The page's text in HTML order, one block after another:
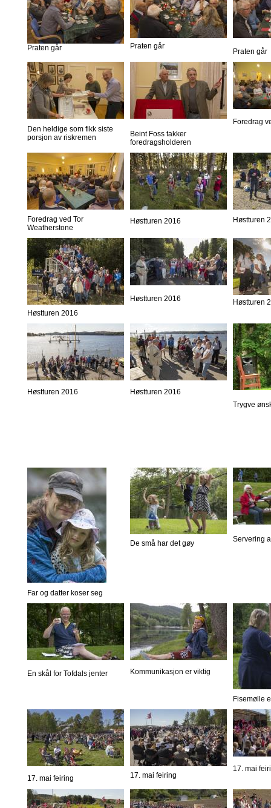
Praten går Praten går
Praten går
Den heldige som fikk siste
porsjon av riskremen
Beint Foss takker
foredragsholderen
Foredrag
Foredrag ved Tor
Weatherstone
Høstturen 2016 Høstturen
Høstturen 2016
Høstturen 2016 Høstturen
Høstturen 2016
Høstturen 2016
Trygve
Far og datter koser seg
De små har det gøy Servering
En skål for Tofdals jenter Kommunikasjon er viktig
Fisemølle
17. mai feiring 17. mai feiring
17. mai